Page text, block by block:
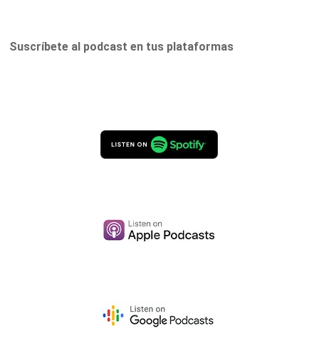
Suscríbete al podcast en tus plataformas